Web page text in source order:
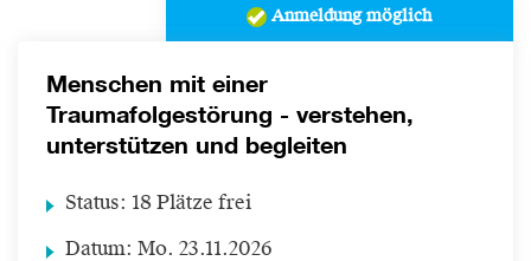
Anmeldung möglich
Menschen mit einer
Traumafolgestörung - verstehen,
unterstützen und begleiten
Status: 18 Plätze frei
Datum: Mo. 23.11.2026